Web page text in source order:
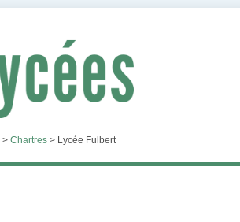
> Chartres > Lycée Fulbert